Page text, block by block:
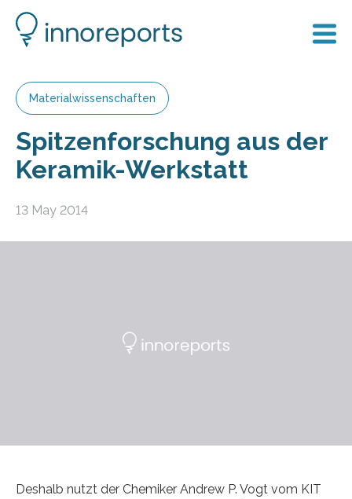
Materialwissenschaften
Spitzenforschung aus der
Keramik-Werkstatt
13 May 2014
Deshalb nutzt der Chemiker Andrew P. Vogt vom KIT